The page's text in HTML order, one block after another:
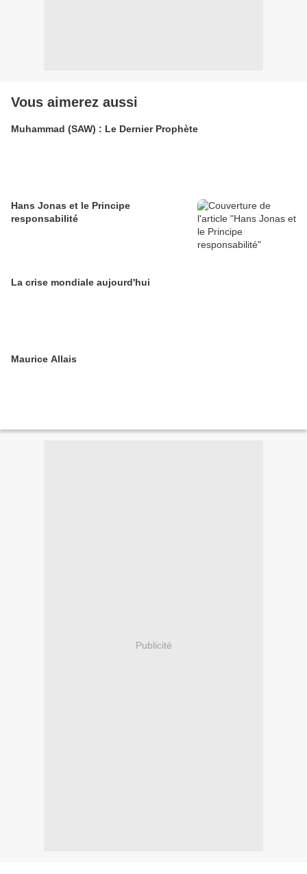
Vous aimerez aussi
Muhammad (SAW) : Le Dernier Prophète
Hans Jonas et le Principe
responsabilité
La crise mondiale aujourd'hui
Maurice Allais
Publicité